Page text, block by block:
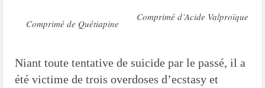
Comprimé de Quétiapine
Comprimé d’Acide Valproïque
Niant toute tentative de suicide par le passé, il a
été victime de trois overdoses d’ecstasy et